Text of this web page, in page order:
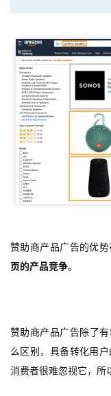
赞助商产品广告的优
页的产品竞争。
赞助商产品广告除了
么区别，具备转化用
消费者很难忽视它，所